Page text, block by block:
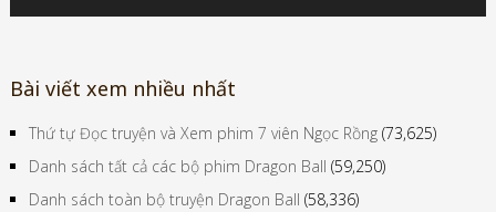
Bài viết xem nhiều nhất
Thứ tự Đọc truyện và Xem phim 7 viên Ngọc Rồng (73,625)
Danh sách tất cả các bộ phim Dragon Ball (59,250)
Danh sách toàn bộ truyện Dragon Ball (58,336)